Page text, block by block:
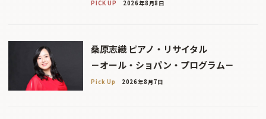
PICK UP 2026年8月8日
桑原志織 ピアノ・リサイタル
－オール・ショパン・プログラム－
Pick Up 2026年8月7日